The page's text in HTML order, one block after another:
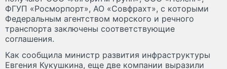
ФГУП «Росморпорт», АО «Совфрахт», с которыми
Федеральным агентством морского и речного
транспорта заключены соответствующие
соглашения.
Как сообщила министр развития инфраструктуры
Евгения Кукушкина, еще две компании выразили